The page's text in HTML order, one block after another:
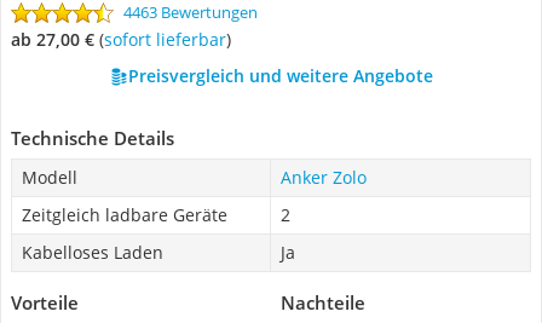
4463 Bewertungen
ab 27,00 € ( Sofort lieferbar)
Preisvergleich und weitere Angebote
Technische Details
Modell
Anker Zolo
Zeitgleich ladbare Geräte
2
Kabelloses Laden
Ja
Vorteile Nachteile